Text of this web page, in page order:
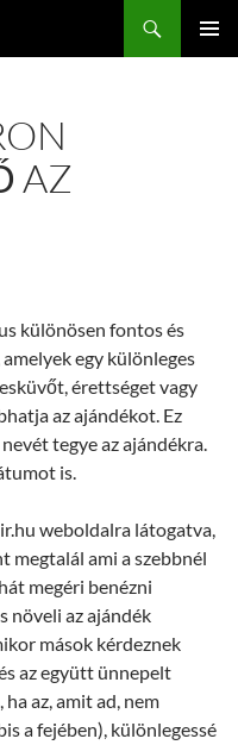
AZ
különösen fontos és
egy különleges
érettséget vagy
az ajándékot. Ez
tegye az ajándékra.
is.
weboldalra látogatva,
megtalál ami a szebbnél
megéri benézni
növeli az ajándék
mások kérdeznek
az együtt ünnepelt
az, amit ad, nem
a fejében), különlegessé